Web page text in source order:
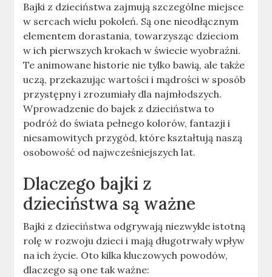
Bajki z dzieciństwa zajmują szczególne miejsce
w sercach wielu pokoleń. Są one nieodłącznym
elementem dorastania, towarzysząc dzieciom
w ich pierwszych krokach w świecie wyobraźni.
Te animowane historie nie tylko bawią, ale także
uczą, przekazując wartości i mądrości w sposób
przystępny i zrozumiały dla najmłodszych.
Wprowadzenie do bajek z dzieciństwa to
podróż do świata pełnego kolorów, fantazji i
niesamowitych przygód, które kształtują naszą
osobowość od najwcześniejszych lat.
Dlaczego bajki z
dzieciństwa są ważne
Bajki z dzieciństwa odgrywają niezwykle istotną
rolę w rozwoju dzieci i mają długotrwały wpływ
na ich życie. Oto kilka kluczowych powodów,
dlaczego są one tak ważne: